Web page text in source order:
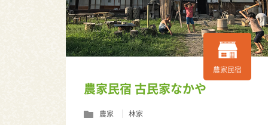
農家民宿
農家民宿 古民家なかや
農家 林家